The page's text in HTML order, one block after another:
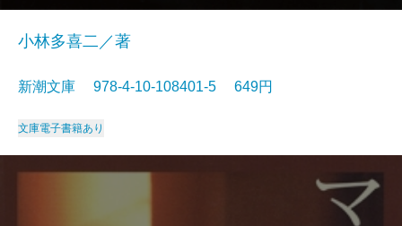
小林多喜二／著
新潮文庫 978-4-10-108401-5 649円
文庫電子書籍あり